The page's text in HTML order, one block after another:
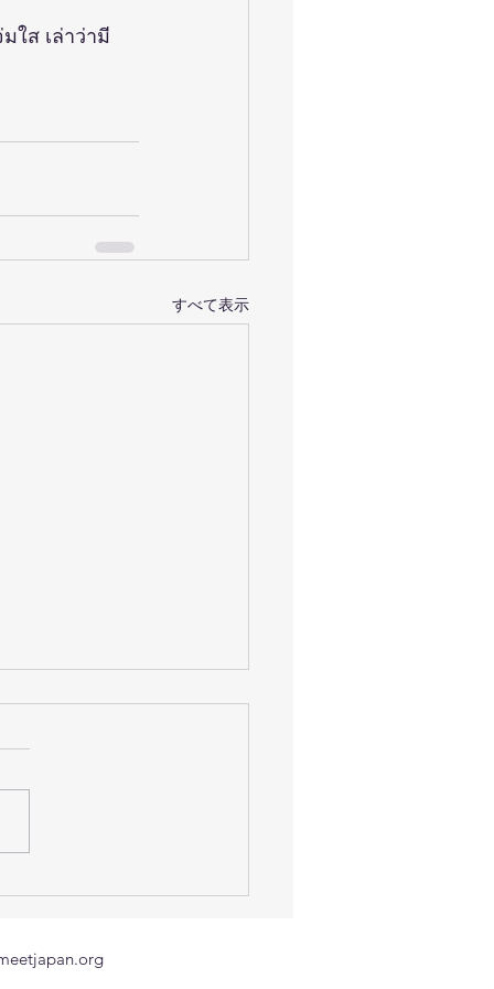
ใส เล่าว่ามี
すべて表示
านแรงงานในประเทศ
ของแรงงานไทยที่ได้รับ